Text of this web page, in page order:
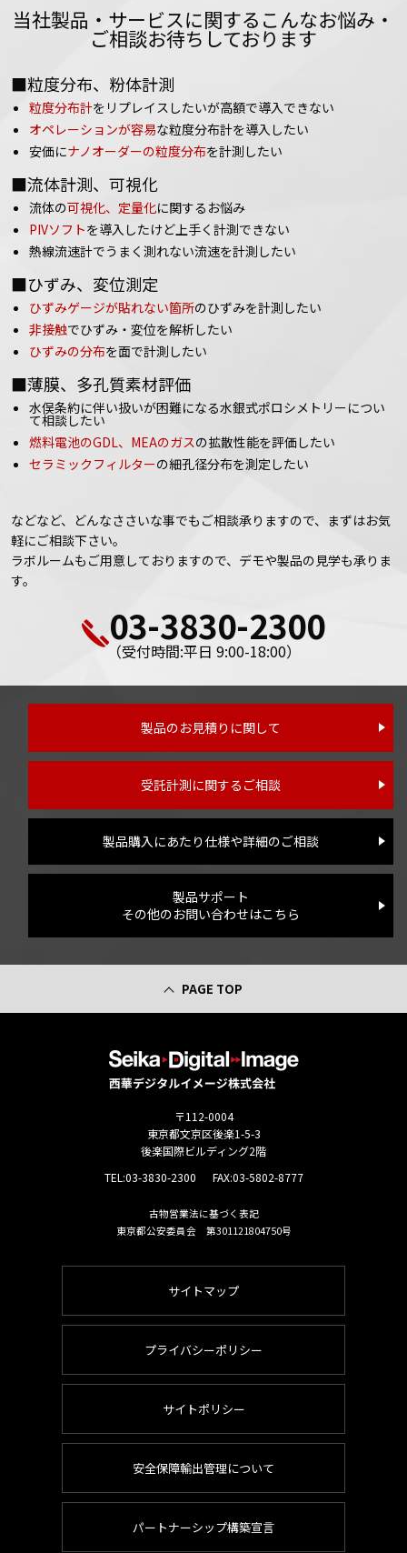
当社製品・サービスに関するこんなお悩み・
ご相談お待ちしております
■粒度分布、粉体計測
粒度分布計をリプレイスしたいが高額で導入できない
オペレーションが容易な粒度分布計を導入したい
安価にナノオーダーの粒度分布を計測したい
■流体計測、可視化
流体の可視化、定量化に関するお悩み
PIVソフトを導入したけど上手く計測できない
熱線流速計でうまく測れない流速を計測したい
■ひずみ、変位測定
ひずみゲージが貼れない箇所のひずみを計測したい
非接触でひずみ・変位を解析したい
ひずみの分布を面で計測したい
■薄膜、多孔質素材評価
水俣条約に伴い扱いが困難になる水銀式ポロシメトリーについ
て相談したい
燃料電池のGDL、MEAのガスの拡散性能を評価したい
セラミックフィルターの細孔径分布を測定したい
などなど、どんなささいな事でもご相談承りますので、まずはお気
軽にご相談下さい。
ラボルームもご用意しておりますので、デモや製品の見学も承りま
す。
03-3830-2300
（受付時間:平日 9:00-18:00）
製品のお見積りに関して
受託計測に関するご相談
製品購入にあたり仕様や詳細のご相談
製品サポート
その他のお問い合わせはこちら
PAGE TOP
〒112-0004
東京都文京区後楽1-5-3
後楽国際ビルディング2階
TEL:03-3830-2300 FAX:03-5802-8777
古物営業法に基づく表記
東京都公安委員会 第301121804750号
サイトマップ
プライバシーポリシー
サイトポリシー
安全保障輸出管理について
パートナーシップ構築宣言